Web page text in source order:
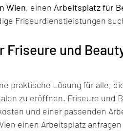
Wien, einen Arbeitsplatz für
Friseurdienstleistungen
und
praktische Lösung für alle,
zu eröffnen. Friseure und
und einer passenden
einen Arbeitsplatz anfragen